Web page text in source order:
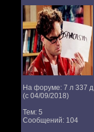
На форуме: 7 л 337 д
(с 04/09/2018)
Тем: 5
Сообщений: 104